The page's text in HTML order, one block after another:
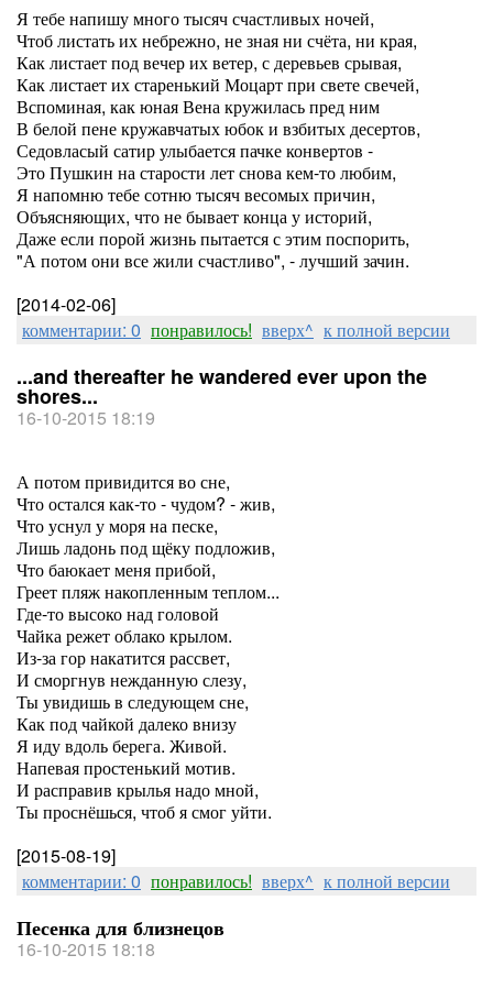
Я тебе напишу много тысяч счастливых ночей,
Чтоб листать их небрежно, не зная ни счёта, ни края,
Как листает под вечер их ветер, с деревьев срывая,
Как листает их старенький Моцарт при свете свечей,
Вспоминая, как юная Вена кружилась пред ним
В белой пене кружавчатых юбок и взбитых десертов,
Седовласый сатир улыбается пачке конвертов -
Это Пушкин на старости лет снова кем-то любим,
Я напомню тебе сотню тысяч весомых причин,
Объясняющих, что не бывает конца у историй,
Даже если порой жизнь пытается с этим поспорить,
"А потом они все жили счастливо", - лучший зачин.
[2014-02-06]
комментарии: 0 понравилось! вверх^ к полной версии
...and thereafter he wandered ever upon the
shores...
16-10-2015 18:19
А потом привидится во сне,
Что остался как-то - чудом? - жив,
Что уснул у моря на песке,
Лишь ладонь под щёку подложив,
Что баюкает меня прибой,
Греет пляж накопленным теплом...
Где-то высоко над головой
Чайка режет облако крылом.
Из-за гор накатится рассвет,
И сморгнув нежданную слезу,
Ты увидишь в следующем сне,
Как под чайкой далеко внизу
Я иду вдоль берега. Живой.
Напевая простенький мотив.
И расправив крылья надо мной,
Ты проснёшься, чтоб я смог уйти.
[2015-08-19]
комментарии: 0 понравилось! вверх^ к полной версии
Песенка для близнецов
16-10-2015 18:18